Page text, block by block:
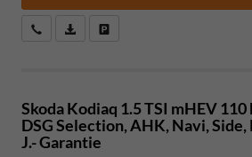
Kostenloser Rückruf-Service
PDF-Datei, Fahrzeugexposé drucken
Skoda Kodiaq 1.5 TSI mHEV
DSG Selection, AHK, Navi,
J.- Garantie